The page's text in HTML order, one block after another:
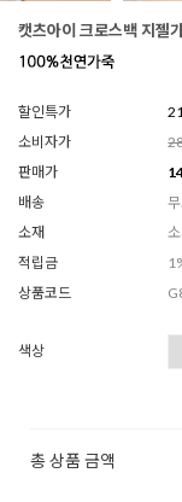
캣츠아이 크로스백 지젤
할인특가
소비자가
판매가
배송
소재
적립금
상품코드
색상
총 상품 금액